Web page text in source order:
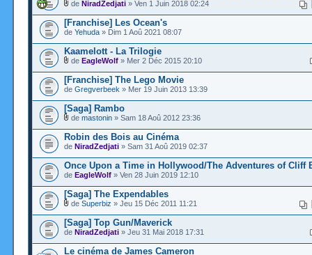
de NiradZedjati » Ven 1 Juin 2018 02:24
[Franchise] Les Ocean's
de Yehuda » Dim 1 Aoû 2021 08:07
Kaamelott - La Trilogie
de EagleWolf » Mer 2 Déc 2015 20:10
[Franchise] The Lego Movie
de Gregverbeek » Mer 19 Juin 2013 13:39
[Saga] Rambo
de mastonin » Sam 18 Aoû 2012 23:36
Robin des Bois au Cinéma
de NiradZedjati » Sam 31 Aoû 2019 02:37
Once Upon a Time in Hollywood/The Adventures of Cliff
de EagleWolf » Ven 28 Juin 2019 12:10
[Saga] The Expendables
de Superbiz » Jeu 15 Déc 2011 11:21
[Saga] Top Gun/Maverick
de NiradZedjati » Jeu 31 Mai 2018 17:31
Le cinéma de James Cameron